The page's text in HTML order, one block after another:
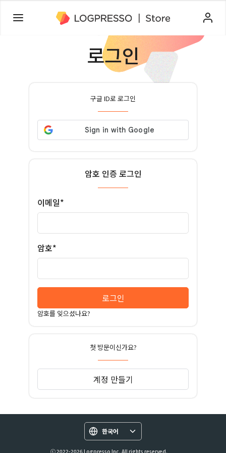
로그인
구글 ID로 로그인
암호 인증 로그인
이메일*
암호*
로그인
암호를 잊으셨나요?
첫 방문이신가요?
계정 만들기
한국어
ⓒ 2022-2026 Logpresso Inc. All rights reserved.